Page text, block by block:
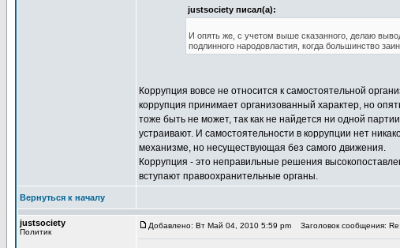
justsociety писал(а):
И опять же, с учетом выше сказанного, делаю
подлинного народовластия, когда большинство
Коррупция вовсе не относится к самостоятельной
коррупция принимает организованный характер, но
тоже быть не может, так как не найдется ни одной
устраивают. И самостоятельности в коррупции нет
механизме, но несуществующая без самого движения.
Коррупция - это неправильные решения
вступают правоохранительные органы.
Вернуться к началу
justsociety
Политик
Добавлено: Вт Май 04, 2010 5:59 pm Заголовок сообщения: